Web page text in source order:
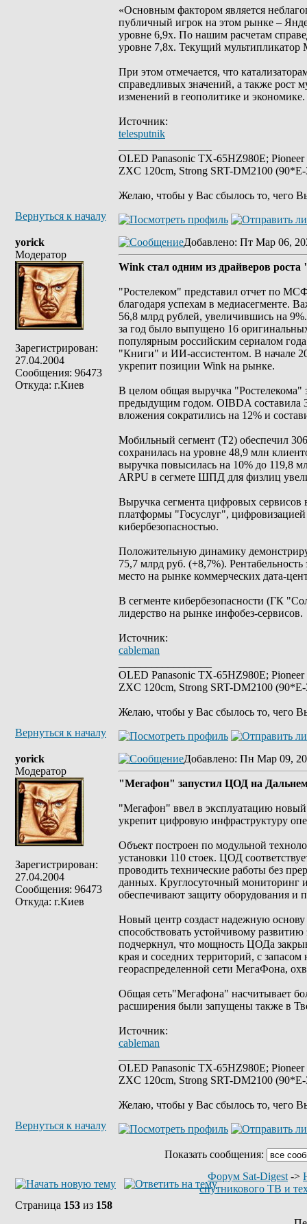
«Основным фактором является
публичный игрок на этом рынке –
уровне 6,9x. По нашим расчетам
уровне 7,8х. Текущий
При этом отмечается, что
справедливых значений, а также рост
изменений в геополитике и экономике.
Источник:
telesputnik
OLED Panasonic TX-65HZ980E;
ZXC 120cm, Strong SRT-DM2100
Желаю, чтобы у Вас сбылось то, чего
Вернуться к началу
yorick
Модератор
Зарегистрирован:
27.04.2004
Сообщения: 96473
Откуда: г.Киев
Добавлено: Пт Мар 06,
Wink стал одним из драйверов
"Ростелеком" представил отчет по
благодаря успехам в медиасегменте.
56,8 млрд рублей, увеличившись на
за год было выпущено 16
популярным российским сериалом
"Книги" и ИИ-ассистентом. В начале
укрепит позиции Wink на рынке.
В целом общая выручка "Ростелекома"
предыдущим годом. OIBDA составила
вложения сократились на 12% и
Мобильный сегмент (Т2) обеспечил
сохранилась на уровне 48,9 млн
выручка повысилась на 10% до 119,8
ARPU в сегмете ШПД для физлиц
Выручка сегмента цифровых сервисов
платформы "Госуслуг",
кибербезопасностью.
Положительную динамику
75,7 млрд руб. (+8,7%).
место на рынке коммерческих дата-
В сегменте кибербезопасности (ГК
лидерство на рынке инфобез-сервисов.
Источник:
cableman
OLED Panasonic TX-65HZ980E;
ZXC 120cm, Strong SRT-DM2100
Желаю, чтобы у Вас сбылось то, чего
Вернуться к началу
yorick
Модератор
Зарегистрирован:
27.04.2004
Сообщения: 96473
Откуда: г.Киев
Добавлено: Пн Мар 09,
"Мегафон" запустил ЦОД на
"Мегафон" ввел в эксплуатацию
укрепит цифровую инфраструктуру
Объект построен по модульной
установки 110 стоек. ЦОД
проводить технические работы без
данных. Круглосуточный мониторинг
обеспечивают защиту оборудования и
Новый центр создаст надежную
способствовать устойчивому
подчеркнул, что мощность ЦОДа
края и соседних территорий, с запасом
геораспределенной сети МегаФона,
Общая сеть"Мегафона" насчитывает
расширения были запущены также в
Источник:
cableman
OLED Panasonic TX-65HZ980E;
ZXC 120cm, Strong SRT-DM2100
Желаю, чтобы у Вас сбылось то, чего
Вернуться к началу
Показать сообщения:
Форум Sat-Digest ->
спутникового ТВ и
Страница 153 из 158